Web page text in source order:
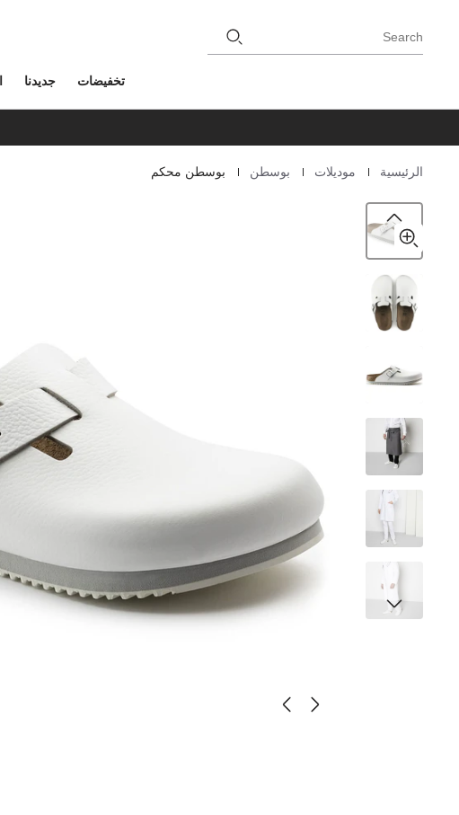
Search
تخفيضات جديدنا
Homepage الرئيسية موديلات بوسطن بوسطن محكم